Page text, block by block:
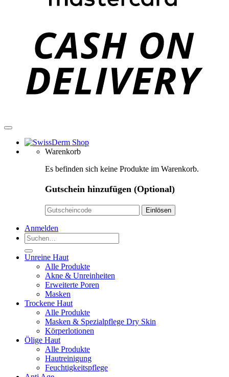
Warenkorb
Es befinden sich keine Produkte im Warenkorb.
Gutschein hinzufügen (Optional)
Anmelden
Suchen
nach:
Unreine Haut
Alle Produkte
Akne & Unreinheiten
Erweiterte Poren
Masken
Trockene Haut
Alle Produkte
Masken & Spezialpflege Dry Skin
Körperlotionen
Ölige Haut
Alle Produkte
Hautreinigung
Feuchtigkeitspflege